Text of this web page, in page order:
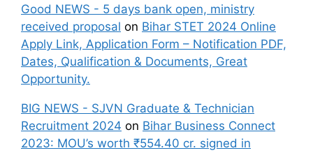
Good NEWS - 5 days bank open, ministry
received proposal on Bihar STET 2024 Online
Apply Link, Application Form – Notification PDF,
Dates, Qualification & Documents, Great
Opportunity.
BIG NEWS - SJVN Graduate & Technician
Recruitment 2024 on Bihar Business Connect
2023: MOU’s worth ₹554.40 cr. signed in